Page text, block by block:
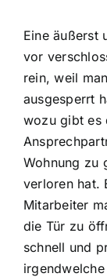
Eine äußerst
vor
rein, weil
ausgesperrt
wozu gibt es
Wohnung zu
verloren hat.
Mitarbeiter
die Tür zu
schnell und